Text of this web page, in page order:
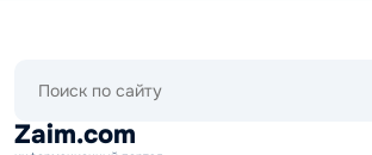
сайту
Zaim.com